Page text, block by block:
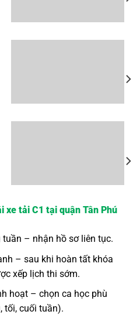
xe tải C1 tại quận Tân Phú
– nhận hồ sơ liên tục.
– sau khi hoàn tất khóa
xếp lịch thi sớm.
hoạt – chọn ca học phù
tối, cuối tuần).